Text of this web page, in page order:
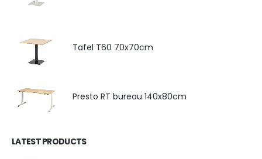
Tafel T60 70x70cm
Presto RT bureau 140x80cm
LATEST PRODUCTS